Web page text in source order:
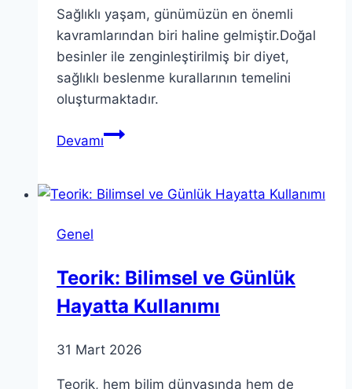
Sağlıklı yaşam, günümüzün en önemli
kavramlarından biri haline gelmiştir.Doğal
besinler ile zenginleştirilmiş bir diyet,
sağlıklı beslenme kurallarının temelini
oluşturmaktadır.
DevamıSağlıklı
En
Tavsiyeler
Genel
Teorik: Bilimsel ve Günlük
Hayatta Kullanımı
31 Mart 2026
Teorik, hem bilim dünyasında hem de